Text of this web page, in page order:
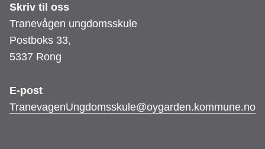
Skriv til oss
Tranevågen ungdomsskule
Postboks 33,
5337 Rong
E-post
TranevagenUngdomsskule@oygarden.kommune.no